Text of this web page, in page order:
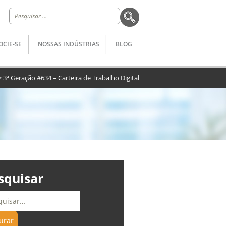
Pesquisar
por:
SE NOSSAS INDÚSTRIAS BLOG
3ª Geração #634 – Carteira de Trabalho Digital